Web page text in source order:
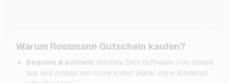
Warum Rossmann Gutschein kaufen?
Bequem & schnell: Bestelle Dein Guthaben von überall
aus und erhalte den Code sofort digital, ohne Wartezeit